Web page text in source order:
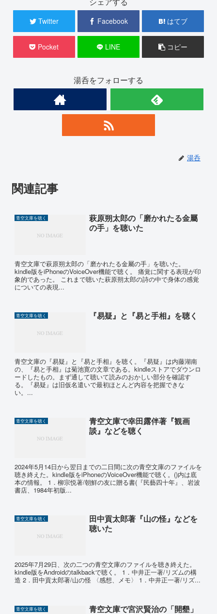
Twitter Facebook はてブ
Pocket LINE コピー
湯呑をフォローする
湯呑
関連記事
青空文庫を聴く
萩原朔太郎の「磨かれたる金屬
の手」を聴いた
青空文庫で萩原朔太郎の「磨かれたる金屬の手」を聴いた。
kindle版をiPhoneのVoiceOver機能で聴く。 痛覚に関する表現が印
象的であった。 これまで聴いた萩原朔太郎の詩の中で身体の感覚
についての表現...
青空文庫を聴く 『易疑』と『易と手相』を聴く
青空文庫の『易疑』と『易と手相』を聴く。『易疑』は内藤湖南
の、『易と手相』は菊池寛の文章である。kindleストアでダウンロ
ードしたもの。まず通して聴いて読みのおかしい部分を確認す
る。『易疑』は旧仮名遣いで最初ほとんど内容を把握できな
い。...
青空文庫を聴く
青空文庫で幸田露伴著『観画
談』などを聴く
2024年5月14日から翌日までの二日間に次の青空文庫のファイルを
聴き終えた。kindle版をiPhoneのVoiceOver機能で聴く。()内は底
本の情報。 1．柳宗悦著/朝鮮の友に贈る書(『民藝四十年』、岩波
書店、1984年初版...
青空文庫を聴く
田中貢太郎著『山の怪』などを
聴いた
2025年7月29日、次の二つの青空文庫のファイルを聴き終えた。
kindle版をAndroidのtalkbackで聴く。 1．中井正一著/リズムの構
造 2．田中貢太郎著/山の怪 〈感想、メモ〉 1．中井正一著/リズ...
青空文庫を聴く
青空文庫で宮沢賢治の「開墾」